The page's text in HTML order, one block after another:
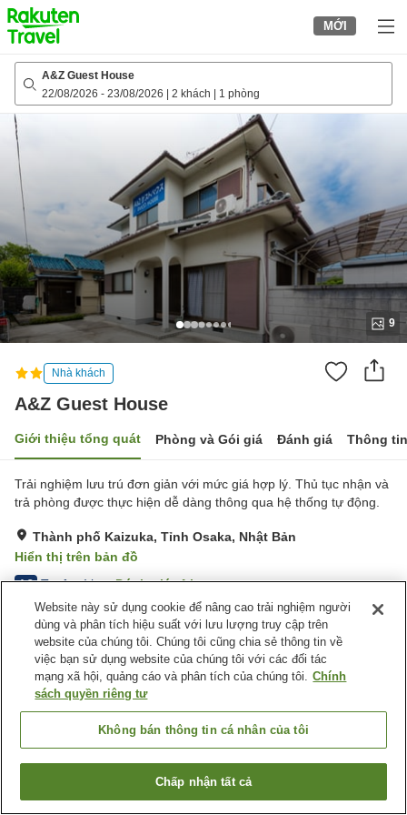
to
top
page
MỚI
A&Z Guest House
22/08/2026 - 23/08/2026 2 khách 1 phòng
9
Nhà khách
A&Z Guest House
Giới thiệu tổng quát Phòng và Gói giá Đánh giá Thông
Trải nghiệm lưu trú đơn giản với mức giá hợp lý. Thủ tục nhận và
trả phòng được thực hiện dễ dàng thông qua hệ thống tự động.
Thành phố Kaizuka, Tỉnh Osaka, Nhật Bản
Hiển thị trên bản đồ
4.3 Tuyệt vời Đánh giá:4lượt
Trang chủ Nhật Bản Tỉnh Osaka
Thành phố Kaizuka
A&Z Guest House
Tìm phòng trống
Website này sử dụng cookie để nâng cao trải nghiệm người
dùng và phân tích hiệu suất với lưu lượng truy cập trên
website của chúng tôi. Chúng tôi cũng chia sẻ thông tin về
việc bạn sử dụng website của chúng tôi với các đối tác
mạng xã hội, quảng cáo và phân tích của chúng tôi. Chính
sách quyền riêng tư
Không bán thông tin cá nhân của tôi
Chấp nhận tất cả